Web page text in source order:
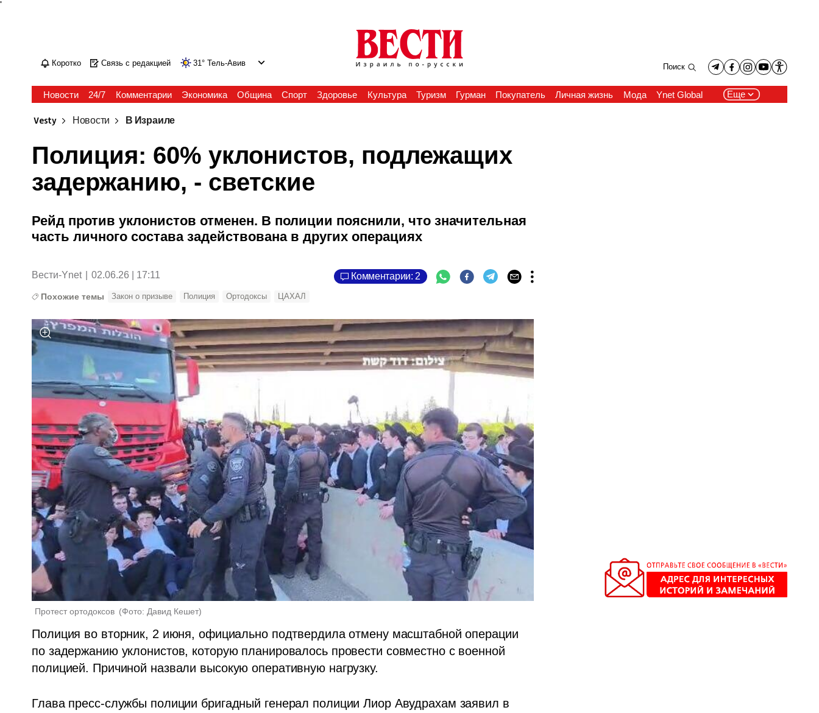
'
Коротко Связь с редакцией 31° Тель-Авив Поиск
Новости 24/7 Комментарии Экономика Община Спорт Здоровье Культура Туризм Гурман Покупатель Личная жизнь Мода Ynet Global Еще
Vesty Новости В Израиле
Полиция: 60% уклонистов, подлежащих
задержанию, - светские
Рейд против уклонистов отменен. В полиции пояснили, что значительная
часть личного состава задействована в других операциях
Вести-Ynet 02.06.26 | 17:11 Комментарии: 2
Похожие темы Закон о призыве Полиция Ортодоксы ЦАХАЛ
Протест ортодоксов (Фото: Давид Кешет)
Полиция во вторник, 2 июня, официально подтвердила отмену масштабной операции
по задержанию уклонистов, которую планировалось провести совместно с военной
полицией. Причиной назвали высокую оперативную нагрузку.
Глава пресс-службы полиции бригадный генерал полиции Лиор Авудрахам заявил в